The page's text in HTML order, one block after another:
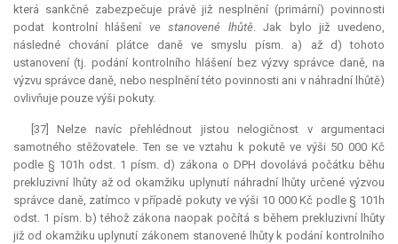
která sankčně zabezpečuje právě již nesplnění (primární) povinnosti
podat kontrolní hlášení ve stanovené lhůtě. Jak bylo již uvedeno,
následné chování plátce daně ve smyslu písm. a) až d) tohoto
ustanovení (tj. podání kontrolního hlášení bez výzvy správce daně, na
výzvu správce daně, nebo nesplnění této povinnosti ani v náhradní lhůtě)
ovlivňuje pouze výši pokuty.
[37] Nelze navíc přehlédnout jistou nelogičnost v argumentaci
samotného stěžovatele. Ten se ve vztahu k pokutě ve výši 50 000 Kč
podle § 101h odst. 1 písm. d) zákona o DPH dovolává počátku běhu
prekluzivní lhůty až od okamžiku uplynutí náhradní lhůty určené výzvou
správce daně, zatímco v případě pokuty ve výši 10 000 Kč podle § 101h
odst. 1 písm. b) téhož zákona naopak počítá s během prekluzivní lhůty
již od okamžiku uplynutí zákonem stanovené lhůty k podání kontrolního